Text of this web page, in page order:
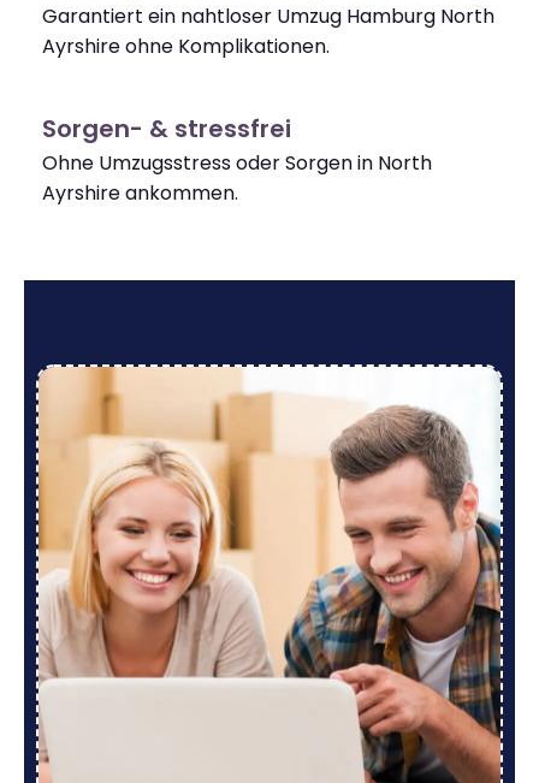
Garantiert ein nahtloser Umzug Hamburg North
Ayrshire ohne Komplikationen.
Sorgen- & stressfrei
Ohne Umzugsstress oder Sorgen in North
Ayrshire ankommen.